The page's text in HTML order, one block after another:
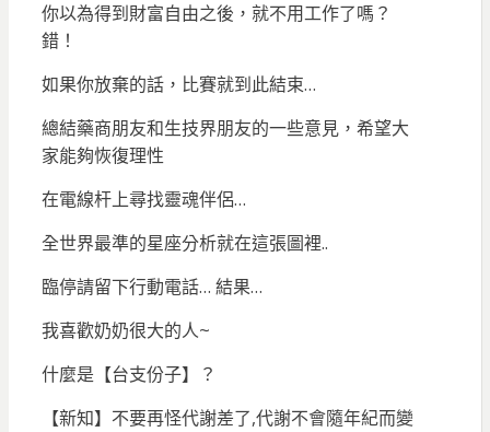
你以為得到財富自由之後，就不用工作了嗎？
錯！
如果你放棄的話，比賽就到此結束…
總結藥商朋友和生技界朋友的一些意見，希望大
家能夠恢復理性
在電線杆上尋找靈魂伴侶…
全世界最準的星座分析就在這張圖裡..
臨停請留下行動電話… 結果…
我喜歡奶奶很大的人~
什麼是【台支份子】？
【新知】不要再怪代謝差了,代謝不會隨年紀而變